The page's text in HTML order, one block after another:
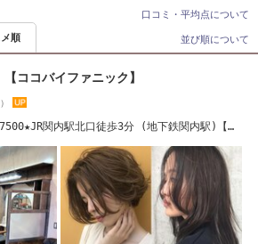
口コミ・平均点について
順 並び順について
コバイファニック】
関内駅北口徒歩3分 (地下鉄関内駅)【ス